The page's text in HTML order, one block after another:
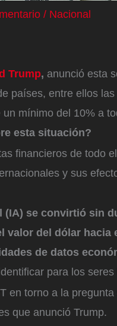
/ Nacional
Trump, anunció esta
países, entre ellos
mínimo del 10% a
esta situación?
financieros de todo
y sus
(IA) se convirtió sin
valor del dólar hacia
de datos
para los seres
en torno a la
que anunció Trump.